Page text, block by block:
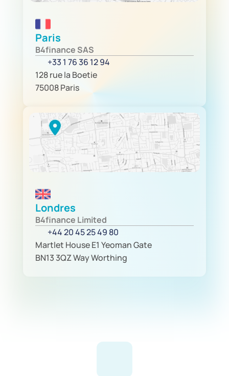
Paris
B4finance SAS
+33 1 76 36 12 94
128 rue la Boetie
75008 Paris
Londres
B4finance Limited
+44 20 45 25 49 80
Martlet House E1 Yeoman Gate
BN13 3QZ Way Worthing